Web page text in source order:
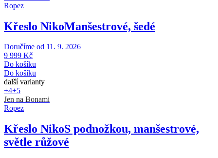
Ropez
Křeslo NikoManšestrové, šedé
Doručíme od 11. 9. 2026
9 999 Kč
Do košíku
Do košíku
další varianty
+4+5
Jen na Bonami
Ropez
Křeslo NikoS podnožkou, manšestrové,
světle růžové